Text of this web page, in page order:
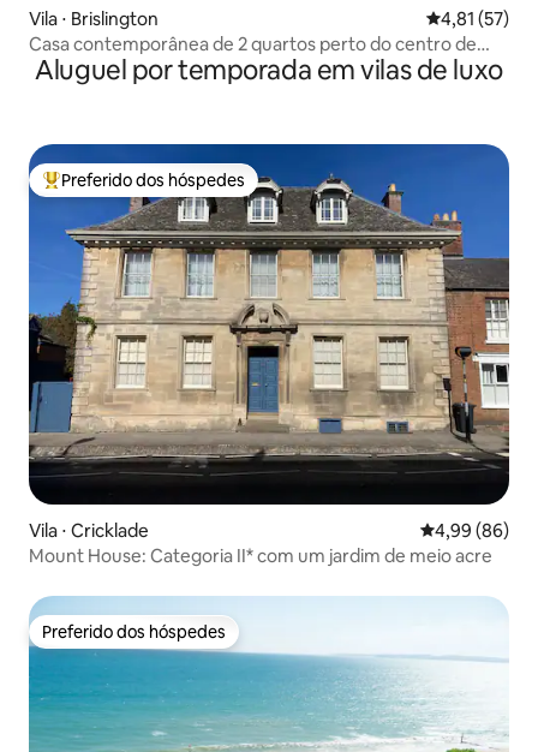
Vila ⋅ Brislington 4,81 de uma
4,81 (57)
Casa contemporânea de 2 quartos perto do centro de
Bristol
Aluguel por temporada em vilas de luxo
Entre os melhores preferidos dos hóspedes
Preferido dos hóspedes
Vila ⋅ Cricklade 4,99 de uma
4,99 (86)
Mount House: Categoria II* com um jardim de meio acre
Preferido dos hóspedes
Preferido dos hóspedes